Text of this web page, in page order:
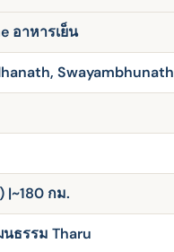
อาหารเย็น
Swayambhunath
|~180 กม.
ธรรม Tharu